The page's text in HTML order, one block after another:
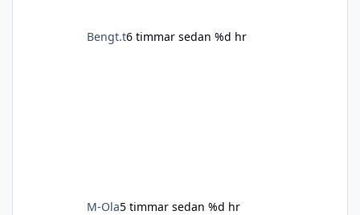
Bengt.t6 timmar sedan %d hr
M-Ola5 timmar sedan %d hr